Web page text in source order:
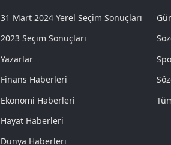
31 Mart 2024 Yerel Seçim Sonuçları
2023 Seçim Sonuçları
Yazarlar
Finans Haberleri
Ekonomi Haberleri
Hayat Haberleri
Dünya Haberleri